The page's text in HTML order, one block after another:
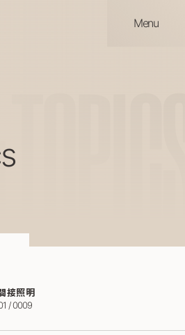
Menu
間接照明
/ 0009